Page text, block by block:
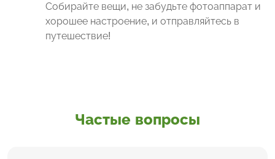
Собирайте вещи, не забудьте фотоаппарат и
хорошее настроение, и отправляйтесь в
путешествие!
Частые вопросы